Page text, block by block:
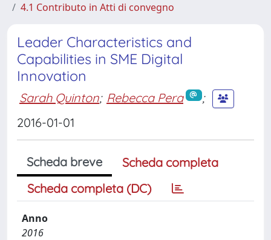
4.1 Contributo in Atti di convegno
Leader Characteristics and
Capabilities in SME Digital
Innovation
Sarah Quinton; Rebecca Pera
;
2016-01-01
Scheda breve
Scheda completa
Scheda completa (DC)
Anno
2016